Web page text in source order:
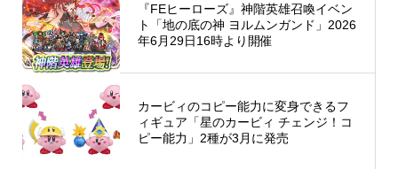
『FEヒーローズ』神階英雄召喚イベン
ト「地の底の神 ヨルムンガンド」2026
年6月29日16時より開催
カービィのコピー能力に変身できるフ
ィギュア「星のカービィ チェンジ！コ
ピー能力」2種が3月に発売